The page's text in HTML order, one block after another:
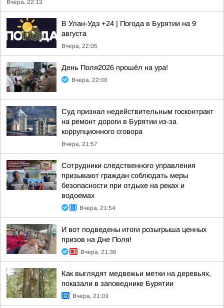
Вчера, 22:13
В Улан-Удэ +24 | Погода в Бурятии на 9
августа
Вчера, 22:05
День Поля2026 прошёл на ура!
Вчера, 22:00
Суд признал недействительным госконтракт
на ремонт дороги в Бурятии из-за
коррупционного сговора
Вчера, 21:57
Сотрудники следственного управления
призывают граждан соблюдать меры
безопасности при отдыхе на реках и
водоемах
Вчера, 21:54
И вот подведены итоги розыгрыша ценных
призов на Дне Поля!
Вчера, 21:36
Как выглядят медвежьи метки на деревьях,
показали в заповеднике Бурятии
Вчера, 21:03